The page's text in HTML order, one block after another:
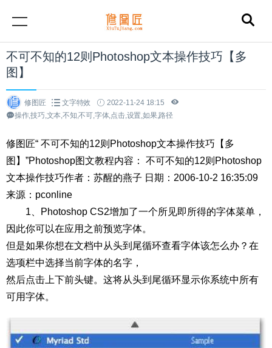
不可不知的12则Photoshop文本操作技巧【多
图】
修图匠 文字特效
2022-11-24 18:15
操作,技巧,文本,不知,不可,字体,点击,设置,如果,路径
修图匠“ 不可不知的12则Photoshop文本操作技巧【多
图】”Photoshop图文教程内容： 不可不知的12则Photoshop
文本操作技巧作者：苏醒的燕子 日期：2006-10-2 16:35:09
来源：pconline
1、Photoshop CS2增加了一个所见即所得的字体菜单，
因此你可以在应用之前预览字体。
但是如果你想在文档中从头到尾循环查看字体该怎么办？在
选项栏中选择当前字体的名字，
然后点击上下前头键。这将从头到尾循环显示你系统中所有
可用字体。